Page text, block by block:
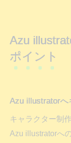
Azu
ポイント
Azu illustratorへ
キャラクター制
Azu illustratorへ